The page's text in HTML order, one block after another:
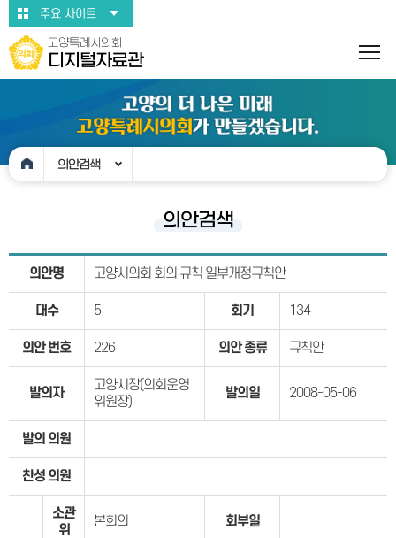
본문바로가기주요 사이트
고양특례시의회
디지털자료관
의안검색
의안검색
의안명 고양시의회 회의 규칙 일부개정규칙안
대수 5 회기 134
의안 번호 226 의안 종류 규칙안
발의자
고양시장(의회운영
위원장)
발의일 2008-05-06
발의 의원
찬성 의원
소관
위
본회의 회부일